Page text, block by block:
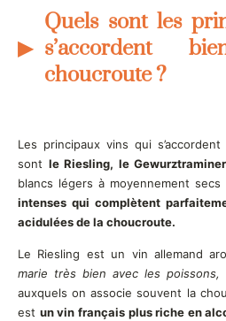
Quels sont les
s’accordent
choucroute ?
Les principaux vins qui
sont le Riesling, le
blancs légers à moyennement
intenses qui complètent
acidulées de la choucroute.
Le Riesling est un vin allemand
marie très bien avec les
auxquels on associe souvent la
est un vin français plus riche en